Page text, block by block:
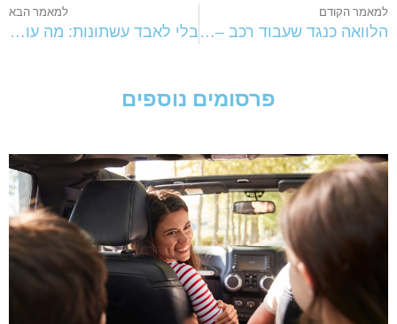
הקודם
הלוואה כנגד שעבוד רכב – פתרון מימון נוח ומהיר
למאמר הבא
בלי לאבד עשתונות: מה עושים אחרי תאונת דרכים?
פרסומים נוספים